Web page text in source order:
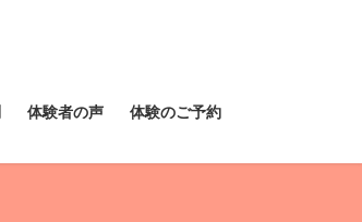
体験者の声 体験のご予約